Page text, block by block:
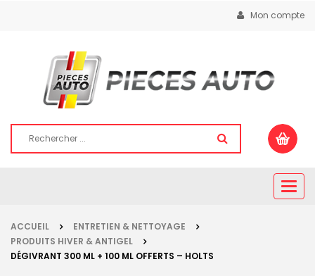
Mon compte
ACCUEIL
ENTRETIEN & NETTOYAGE
PRODUITS HIVER & ANTIGEL
DÉGIVRANT 300 ML + 100 ML OFFERTS – HOLTS